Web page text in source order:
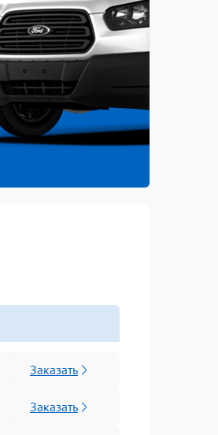
Заказать
Заказать